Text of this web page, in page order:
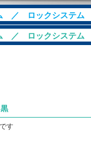
／ ロックシステム
／ ロックシステム
す